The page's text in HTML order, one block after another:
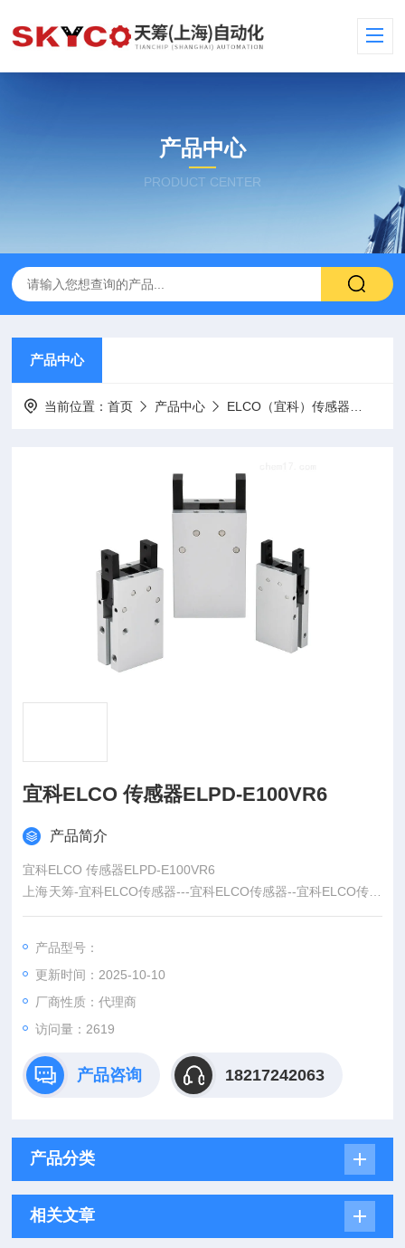
产品中心
PRODUCT CENTER
产品中心
当前位置：首页 产品中心 ELCO（宜科）传感器
宜科ELCO 传感器ELPD-E100VR6
产品简介
宜科ELCO 传感器ELPD-E100VR6
上海天筹-宜科ELCO传感器---宜科ELCO传感器--宜科ELCO传感
器--宜科ELCO传感器--宜科ELCO传感器---宜科ELCO传感器--宜
O传感器--宜科ELCO传感器--上海天筹
产品型号：
更新时间：2025-10-10
厂商性质：代理商
访问量：2619
产品咨询 18217242063
产品分类
相关文章